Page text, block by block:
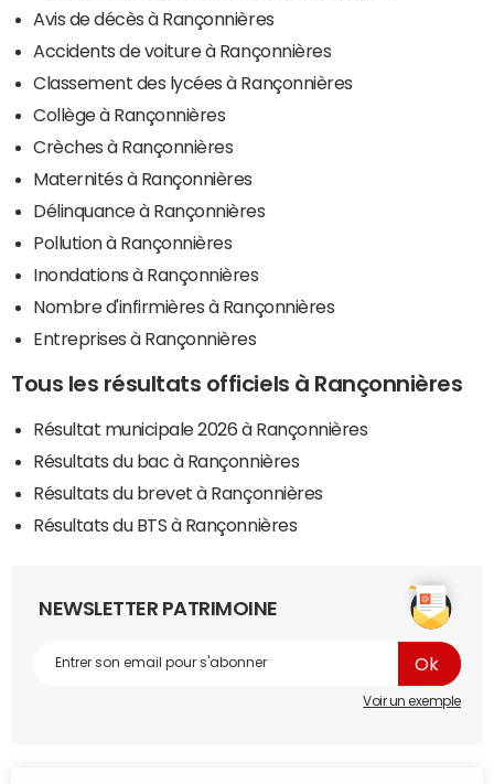
Avis de décès à Rançonnières
Accidents de voiture à Rançonnières
Classement des lycées à Rançonnières
Collège à Rançonnières
Crèches à Rançonnières
Maternités à Rançonnières
Délinquance à Rançonnières
Pollution à Rançonnières
Inondations à Rançonnières
Nombre d'infirmières à Rançonnières
Entreprises à Rançonnières
Tous les résultats officiels à Rançonnières
Résultat municipale 2026 à Rançonnières
Résultats du bac à Rançonnières
Résultats du brevet à Rançonnières
Résultats du BTS à Rançonnières
NEWSLETTER PATRIMOINE
Voir un exemple